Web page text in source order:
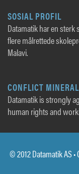
SOSIAL PROFIL
Datamatik har en
flere målrettede
Malavi.
CONFLICT
Datamatik is strongly
human rights and
© 2012 Datamatik AS •